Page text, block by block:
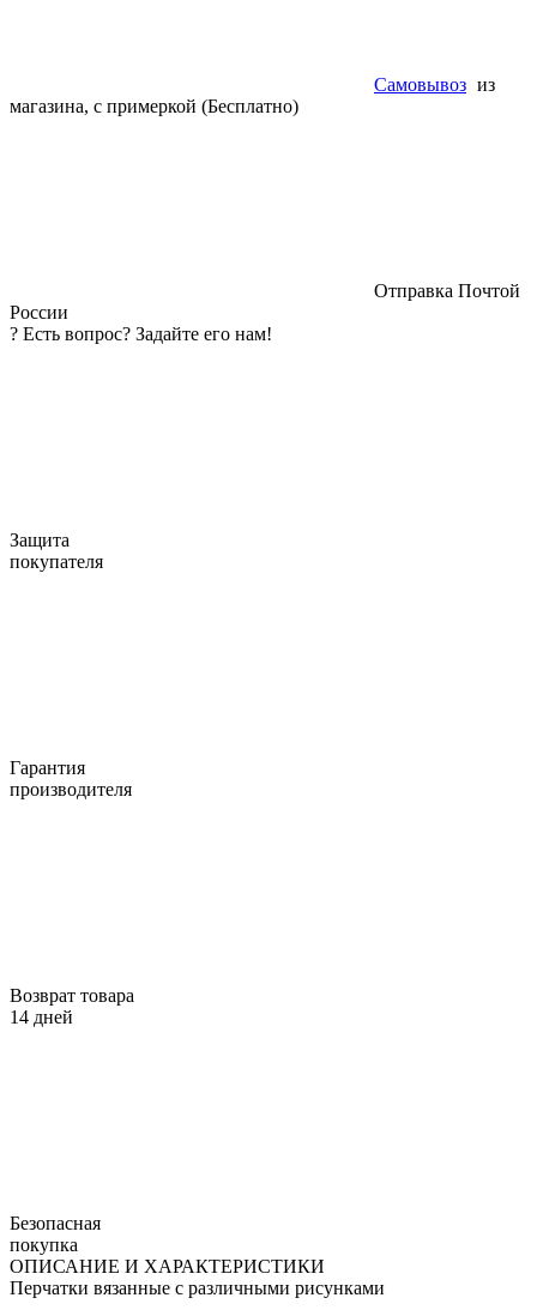
Самовывоз из
магазина, с примеркой (Бесплатно)
Отправка Почтой
России
? Есть вопрос? Задайте его нам!
Защита
покупателя
Гарантия
производителя
Возврат товара
14 дней
Безопасная
покупка
ОПИСАНИЕ И ХАРАКТЕРИСТИКИ
Перчатки вязанные с различными рисунками